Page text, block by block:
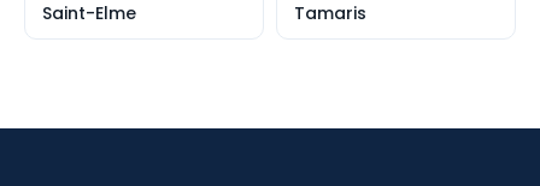
Saint-Elme Tamaris